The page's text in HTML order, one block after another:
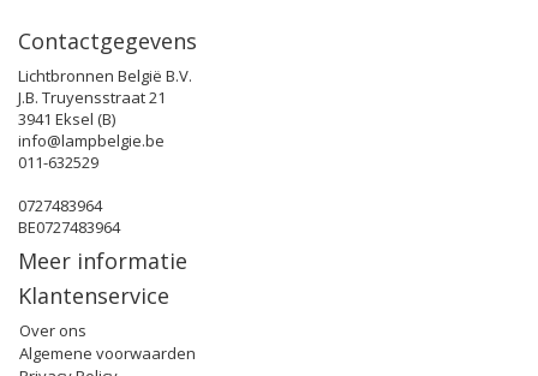
Contactgegevens
Lichtbronnen België B.V.
J.B. Truyensstraat 21
3941 Eksel (B)
info@lampbelgie.be
011-632529
0727483964
BE0727483964
Meer informatie
Klantenservice
Over ons
Algemene voorwaarden